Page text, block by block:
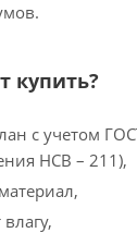
купить?
с учетом
НСВ – 211),